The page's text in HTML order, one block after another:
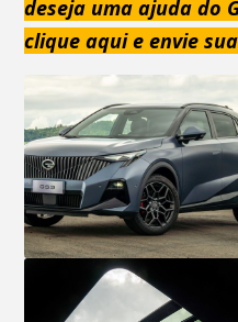
deseja uma ajuda do
clique aqui e envie